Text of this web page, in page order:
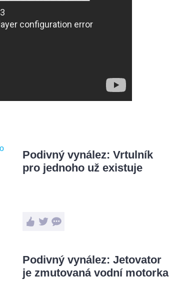
Podivný vynález: Vrtulník
pro jednoho už existuje
Podivný vynález: Jetovator
je zmutovaná vodní motorka